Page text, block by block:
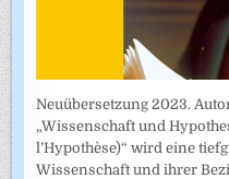
Neuübersetzung 2023.
„Wissenschaft und
l’Hypothèse)“ wird eine
Wissenschaft und ihrer